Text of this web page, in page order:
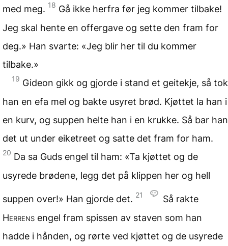
med meg. 18 Gå ikke herfra før jeg kommer tilbake!
Jeg skal hente en offergave og sette den fram for
deg.» Han svarte: «Jeg blir her til du kommer
tilbake.»
19 Gideon gikk og gjorde i stand et geitekje, så tok
han en efa mel og bakte usyret brød. Kjøttet la han i
en kurv, og suppen helte han i en krukke. Så bar han
det ut under eiketreet og satte det fram for ham.
20 Da sa Guds engel til ham: «Ta kjøttet og de
usyrede brødene, legg det på klippen her og hell
suppen over!» Han gjorde det. 21
Så rakte
Herrens engel fram spissen av staven som han
hadde i hånden, og rørte ved kjøttet og de usyrede